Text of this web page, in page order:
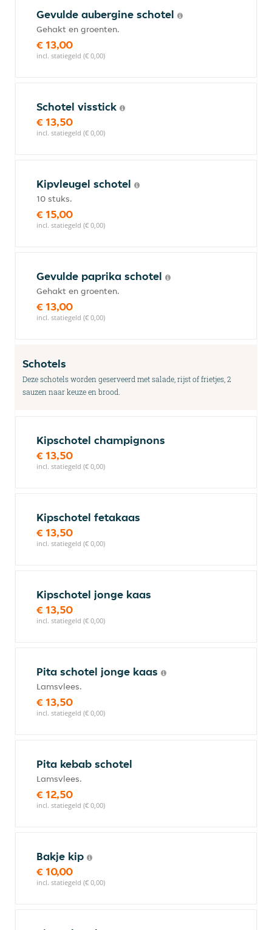
Gevulde aubergine schotel
Gehakt en groenten.
€ 13,00
incl. statiegeld (€ 0,00)
Schotel visstick
€ 13,50
incl. statiegeld (€ 0,00)
Kipvleugel schotel
10 stuks.
€ 15,00
incl. statiegeld (€ 0,00)
Gevulde paprika schotel
Gehakt en groenten.
€ 13,00
incl. statiegeld (€ 0,00)
Schotels
Deze schotels worden geserveerd met salade, rijst of frietjes, 2
sauzen naar keuze en brood.
Kipschotel champignons
€ 13,50
incl. statiegeld (€ 0,00)
Kipschotel fetakaas
€ 13,50
incl. statiegeld (€ 0,00)
Kipschotel jonge kaas
€ 13,50
incl. statiegeld (€ 0,00)
Pita schotel jonge kaas
Lamsvlees.
€ 13,50
incl. statiegeld (€ 0,00)
Pita kebab schotel
Lamsvlees.
€ 12,50
incl. statiegeld (€ 0,00)
Bakje kip
€ 10,00
incl. statiegeld (€ 0,00)